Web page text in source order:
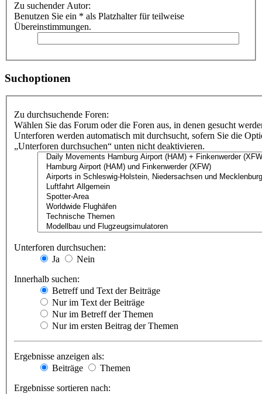
Zu suchender Autor:
Benutzen Sie ein * als Platzhalter für teilweise
Übereinstimmungen.
Suchoptionen
Zu durchsuchende Foren:
Wählen Sie das Forum oder die Foren aus, in denen gesucht
Unterforen werden automatisch mit durchsucht, sofern Sie die
„Unterforen durchsuchen“ unten nicht deaktivieren.
Unterforen durchsuchen:
Ja
Nein
Innerhalb suchen:
Betreff und Text der Beiträge
Nur im Text der Beiträge
Nur im Betreff der Themen
Nur im ersten Beitrag der Themen
Ergebnisse anzeigen als:
Beiträge
Themen
Ergebnisse sortieren nach: